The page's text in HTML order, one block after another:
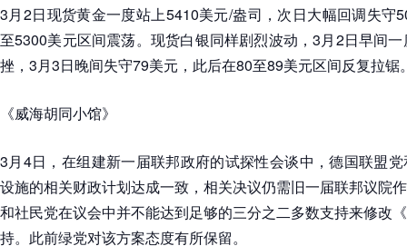
3月2日现货黄金一度站上5410美元/盎司，次日大幅回调失守
至5300美元区间震荡。现货白银同样剧烈波动，3月2日早间
挫，3月3日晚间失守79美元，此后在80至89美元区间反复拉锯
《威海胡同小馆》
3月4日，在组建新一届联邦政府的试探性会谈中，德国联盟
设施的相关财政计划达成一致，相关决议仍需旧一届联邦议院
和社民党在议会中并不能达到足够的三分之二多数支持来修改
持。此前绿党对该方案态度有所保留。